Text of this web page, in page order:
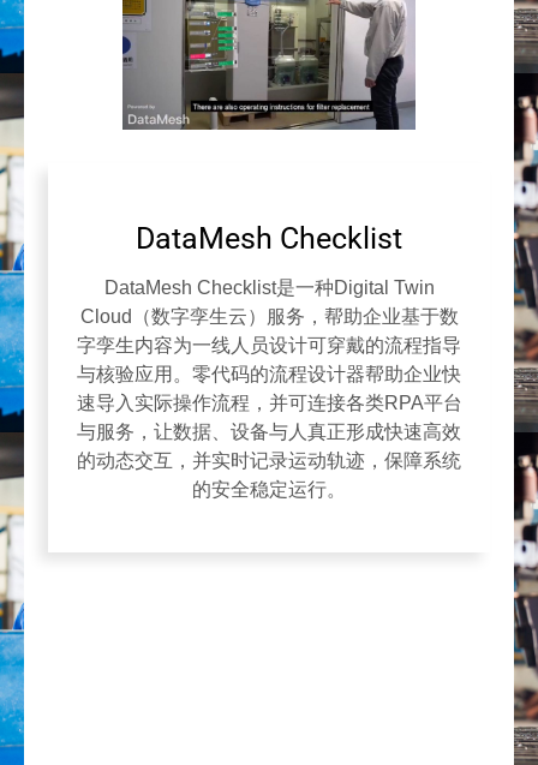
DataMesh Checklist
DataMesh Checklist是一种Digital Twin
Cloud（数字孪生云）服务，帮助企业基于数
字孪生内容为一线人员设计可穿戴的流程指导
与核验应用。零代码的流程设计器帮助企业快
速导入实际操作流程，并可连接各类RPA平台
与服务，让数据、设备与人真正形成快速高效
的动态交互，并实时记录运动轨迹，保障系统
的安全稳定运行。